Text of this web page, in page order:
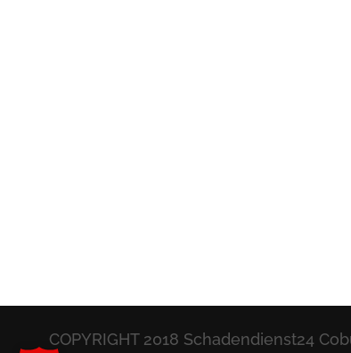
COPYRIGHT 2018 Schadendienst24